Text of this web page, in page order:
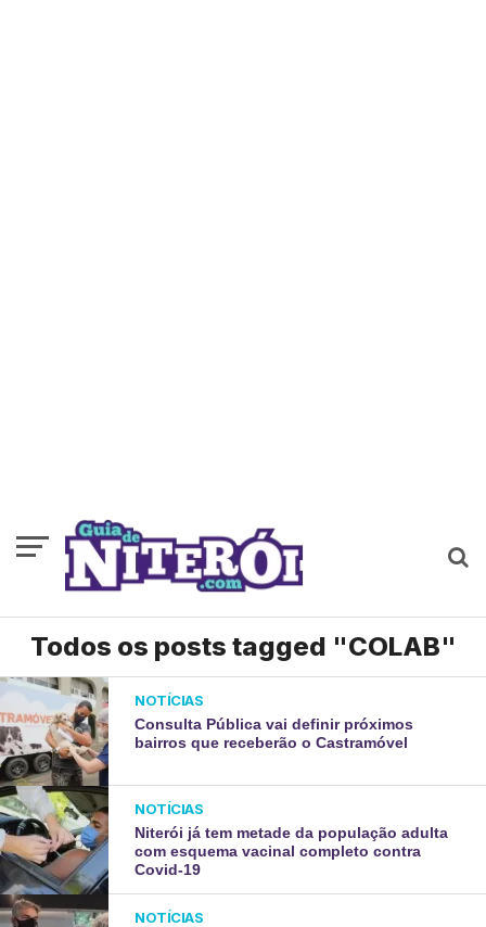
Todos os posts tagged "COLAB"
NOTÍCIAS
Consulta Pública vai definir próximos
bairros que receberão o Castramóvel
NOTÍCIAS
Niterói já tem metade da população adulta
com esquema vacinal completo contra
Covid-19
NOTÍCIAS